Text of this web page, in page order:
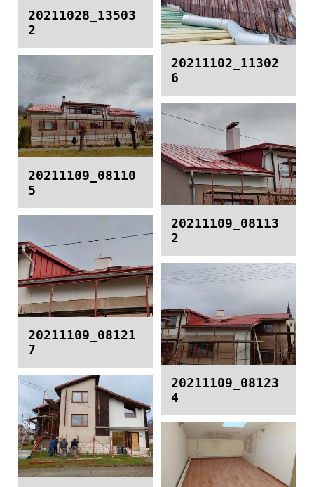
20211028_13503
2
20211109_08110
5
20211109_08121
7
20211102_11302
6
20211109_08113
2
20211109_08123
4